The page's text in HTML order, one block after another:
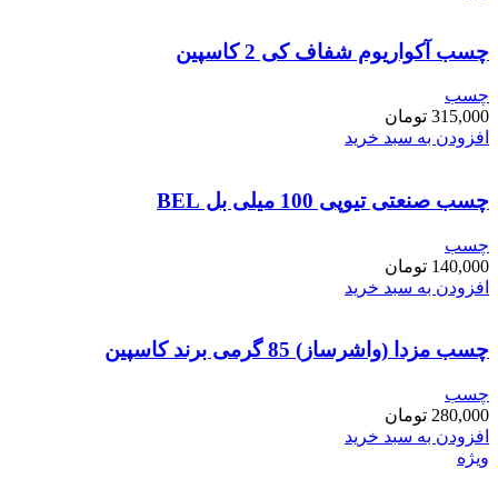
چسب آکواریوم شفاف کی 2 کاسپین
چسب
315,000 تومان
افزودن به سبد خرید
چسب صنعتی تیوپی 100 میلی بل BEL
چسب
140,000 تومان
افزودن به سبد خرید
چسب مزدا (واشرساز) 85 گرمی برند کاسپین
چسب
280,000 تومان
افزودن به سبد خرید
ویژه